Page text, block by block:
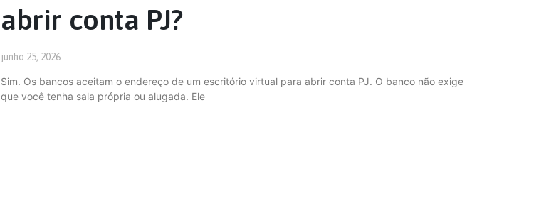
abrir conta PJ?
junho 25, 2026
Sim. Os bancos aceitam o endereço de um escritório virtual para abrir conta PJ. O banco não exige
que você tenha sala própria ou alugada. Ele